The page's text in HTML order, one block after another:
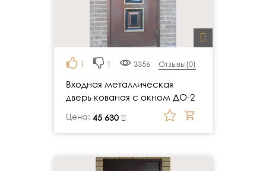
1 1 3356 Отзывы(0)
Входная металлическая
дверь кованая с окном ДО-2
Цена: 45 630
руб.